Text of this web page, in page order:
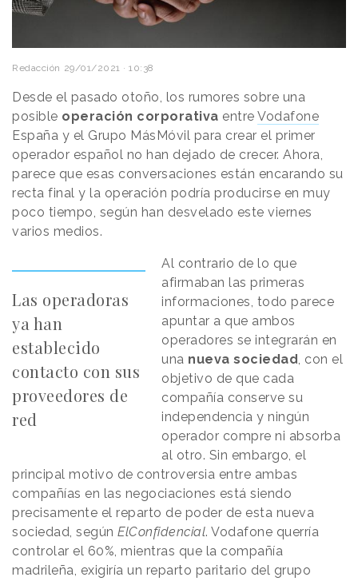
Redacción 29/01/2021 · 10:38
Desde el pasado otoño, los rumores sobre una
posible operación corporativa entre Vodafone
España y el Grupo MásMóvil para crear el primer
operador español no han dejado de crecer. Ahora,
parece que esas conversaciones están encarando su
recta final y la operación podría producirse en muy
poco tiempo, según han desvelado este viernes
varios medios.
Las operadoras
ya han
establecido
contacto con sus
proveedores de
red
Al contrario de lo que
afirmaban las primeras
informaciones, todo parece
apuntar a que ambos
operadores se integrarán en
una nueva sociedad, con el
objetivo de que cada
compañía conserve su
independencia y ningún
operador compre ni absorba
al otro. Sin embargo, el
principal motivo de controversia entre ambas
compañías en las negociaciones está siendo
precisamente el reparto de poder de esta nueva
sociedad, según ElConfidencial. Vodafone querría
controlar el 60%, mientras que la compañía
madrileña, exigiría un reparto paritario del grupo